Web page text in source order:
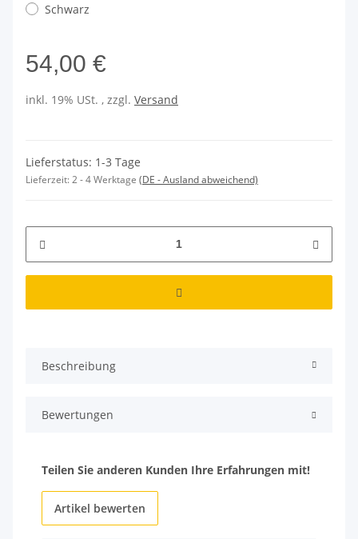
Schwarz
54,00 €
inkl. 19% USt. , zzgl. Versand
Lieferstatus: 1-3 Tage
Lieferzeit:2 - 4 Werktage (DE - Ausland abweichend)
Beschreibung
Bewertungen
Teilen Sie anderen Kunden Ihre Erfahrungen mit!
Artikel bewerten